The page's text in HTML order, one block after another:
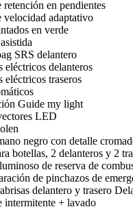
en pendientes
velocidad adaptativo
en verde
SRS delantero
eléctricos delanteros
eléctricos traseros
Guide my light
LED
negro con detalle
botellas, 2 delanteros y 2
de reserva de
de pinchazos de
delantero y trasero
intermitente + lavado